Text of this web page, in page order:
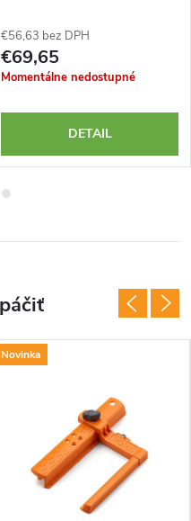
€56,63 bez DPH
€69,65
Momentálne nedostupné
DETAIL
Novinka